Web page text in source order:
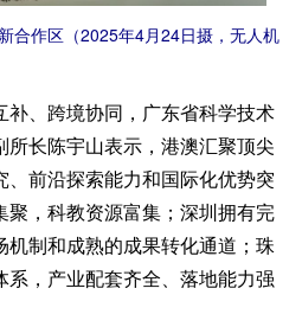
作区（2025年4月24日摄，无人机
、跨境协同，广东省科学技术
长陈宇山表示，港澳汇聚顶尖
前沿探索能力和国际化优势突
聚，科教资源富集；深圳拥有完
制和成熟的成果转化通道；珠
，产业配套齐全、落地能力强